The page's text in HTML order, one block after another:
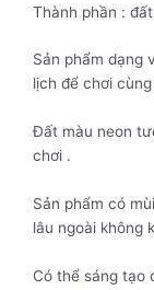
Thành phần :
Sản phẩm dạng
lịch để chơi
Đất màu neon
chơi .
Sản phẩm có
lâu ngoài không
Có thể sáng tạo